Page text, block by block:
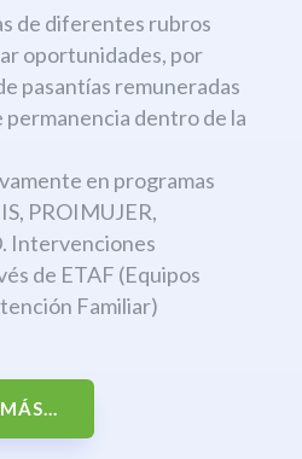
de diferentes rubros
oportunidades, por
pasantías remuneradas
permanencia dentro de la
en programas
PROIMUJER,
Intervenciones
de ETAF (Equipos
Familiar)